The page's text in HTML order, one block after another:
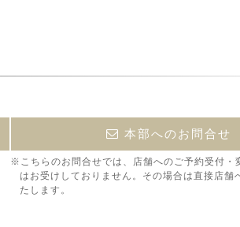
本部へのお問合せ
※こちらのお問合せでは、店舗へのご予約受付・
はお受けしておりません。その場合は直接店舗
たします。